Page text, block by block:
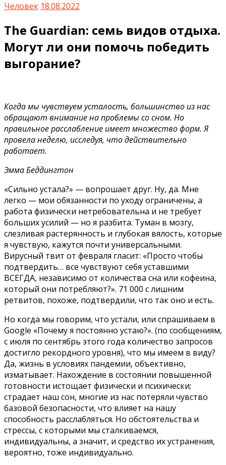
Человек 18.08.2022
The Guardian: семь видов отдыха.
Могут ли они помочь победить
выгорание?
Когда мы чувствуем усталость, большинство из нас
обращают внимание на проблемы со сном. Но
правильное расслабление имеет множество форм. Я
провела неделю, исследуя, что действительно
работает.
Эмма Беддингтон
«Сильно устала?» — вопрошает друг. Ну, да. Мне
легко — мои обязанности по уходу ограничены, а
работа физически нетребовательна и не требует
больших усилий — но я разбита. Туман в мозгу,
слезливая растерянность и глубокая вялость, которые
я чувствую, кажутся почти универсальными.
Вирусный твит от февраля гласит: «Просто чтобы
подтвердить… все чувствуют себя уставшими
ВСЕГДА, независимо от количества сна или кофеина,
который они потребляют?». 71 000 с лишним
ретвитов, похоже, подтвердили, что так оно и есть.
Но когда мы говорим, что устали, или спрашиваем в
Google «Почему я постоянно устаю?». (по сообщениям,
с июля по сентябрь этого года количество запросов
достигло рекордного уровня), что мы имеем в виду?
Да, жизнь в условиях пандемии, объективно,
изматывает. Нахождение в состоянии повышенной
готовности истощает физически и психически;
страдает наш сон, многие из нас потеряли чувство
базовой безопасности, что влияет на нашу
способность расслабляться. Но обстоятельства и
стрессы, с которыми мы сталкиваемся,
индивидуальны, а значит, и средство их устранения,
вероятно, тоже индивидуально.